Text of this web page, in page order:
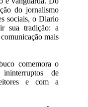
do jornalismo
sociais, o Diario
sua tradição: a
mais
comemora o
de
e com a